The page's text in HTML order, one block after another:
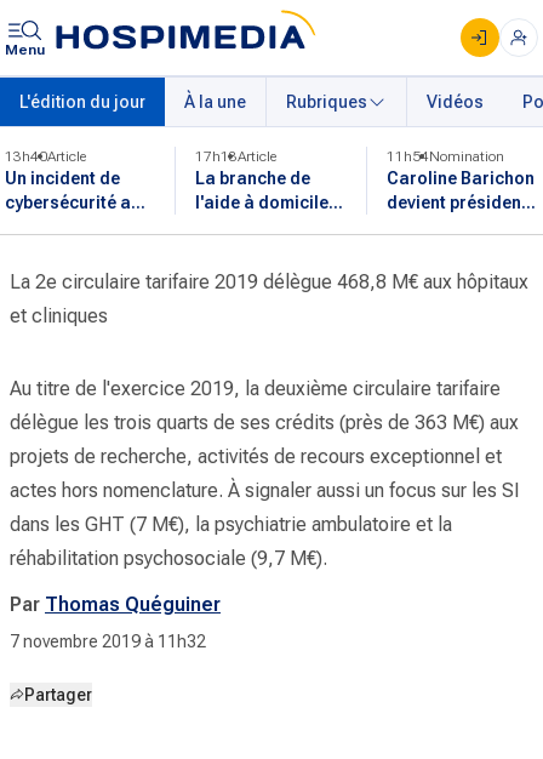
Menu
L'édition du jour À la une Rubriques Vidéos
13h40Article
Un incident de
cybersécurité a
administratives
17h13Article
La branche de
l'aide à domicile
parcours
11h54Nomination
Caroline Barichon
devient présidente
médecine
La 2e circulaire tarifaire 2019 délègue 468,8 M€ aux hôpitaux
et cliniques
Au titre de l'exercice 2019, la deuxième circulaire tarifaire
délègue les trois quarts de ses crédits (près de 363 M€) aux
projets de recherche, activités de recours exceptionnel et
actes hors nomenclature. À signaler aussi un focus sur les SI
dans les GHT (7 M€), la psychiatrie ambulatoire et la
réhabilitation psychosociale (9,7 M€).
Par Thomas Quéguiner
7 novembre 2019 à 11h32
Partager